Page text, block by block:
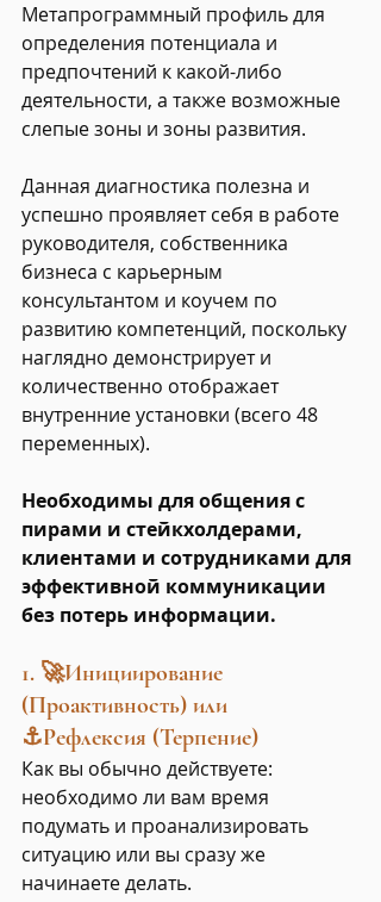
Метапрограммный профиль для
определения потенциала и
предпочтений к какой-либо
деятельности, а также возможные
слепые зоны и зоны развития.
Данная диагностика полезна и
успешно проявляет себя в работе
руководителя, собственника
бизнеса с карьерным
консультантом и коучем по
развитию компетенций, поскольку
наглядно демонстрирует и
количественно отображает
внутренние установки (всего 48
переменных).
Необходимы для общения с
пирами и стейкхолдерами,
клиентами и сотрудниками для
эффективной коммуникации
без потерь информации.
1. 🚀Инициирование
(Проактивность) или
⚓Рефлексия (Терпение)
Как вы обычно действуете:
необходимо ли вам время
подумать и проанализировать
ситуацию или вы сразу же
начинаете делать.